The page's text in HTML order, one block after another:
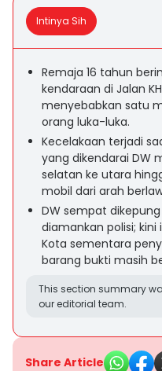
Intinya Sih
Remaja 16 tahun
kendaraan di Jalan
menyebabkan satu
orang luka-luka.
Kecelakaan terjadi
yang dikendarai DW
selatan ke utara
mobil dari arah
DW sempat
diamankan polisi; kini
Kota sementara
barang bukti masih
This section summary
our editorial team.
Share Article